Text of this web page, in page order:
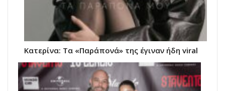
Κατερίνα: Τα «Παράπονά» της έγιναν ήδη viral